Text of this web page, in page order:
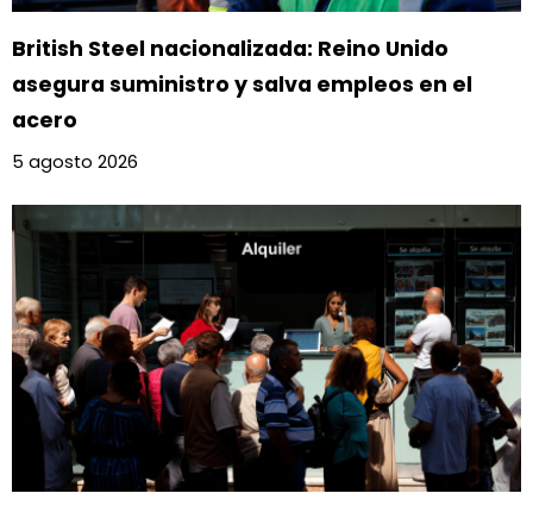
British Steel nacionalizada: Reino Unido
asegura suministro y salva empleos en el
acero
5 agosto 2026